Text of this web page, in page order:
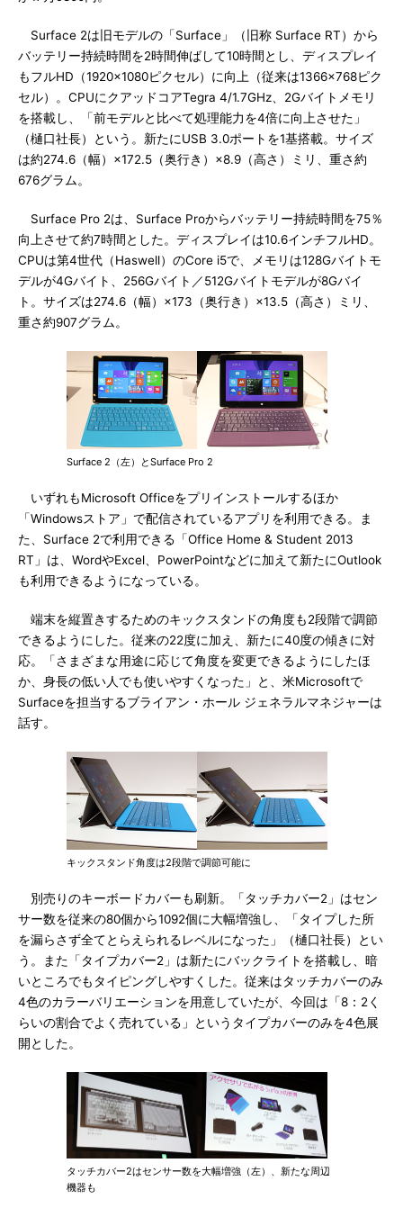
Surface 2は旧モデルの「Surface」（旧称 Surface RT）から
バッテリー持続時間を2時間伸ばして10時間とし、ディスプレイ
もフルHD（1920×1080ピクセル）に向上（従来は1366×768ピク
セル）。CPUにクアッドコアTegra 4/1.7GHz、2Gバイトメモリ
を搭載し、「前モデルと比べて処理能力を4倍に向上させた」
（樋口社長）という。新たにUSB 3.0ポートを1基搭載。サイズ
は約274.6（幅）×172.5（奥行き）×8.9（高さ）ミリ、重さ約
676グラム。
Surface Pro 2は、Surface Proからバッテリー持続時間を75％
向上させて約7時間とした。ディスプレイは10.6インチフルHD。
CPUは第4世代（Haswell）のCore i5で、メモリは128Gバイトモ
デルが4Gバイト、256Gバイト／512Gバイトモデルが8Gバイ
ト。サイズは274.6（幅）×173（奥行き）×13.5（高さ）ミリ、
重さ約907グラム。
Surface 2（左）とSurface Pro 2
いずれもMicrosoft Officeをプリインストールするほか
「Windowsストア」で配信されているアプリを利用できる。ま
た、Surface 2で利用できる「Office Home & Student 2013
RT」は、WordやExcel、PowerPointなどに加えて新たにOutlook
も利用できるようになっている。
端末を縦置きするためのキックスタンドの角度も2段階で調節
できるようにした。従来の22度に加え、新たに40度の傾きに対
応。「さまざまな用途に応じて角度を変更できるようにしたほ
か、身長の低い人でも使いやすくなった」と、米Microsoftで
Surfaceを担当するブライアン・ホール ジェネラルマネジャーは
話す。
キックスタンド角度は2段階で調節可能に
別売りのキーボードカバーも刷新。「タッチカバー2」はセン
サー数を従来の80個から1092個に大幅増強し、「タイプした所
を漏らさず全てとらえられるレベルになった」（樋口社長）とい
う。また「タイプカバー2」は新たにバックライトを搭載し、暗
いところでもタイピングしやすくした。従来はタッチカバーのみ
4色のカラーバリエーションを用意していたが、今回は「8：2く
らいの割合でよく売れている」というタイプカバーのみを4色展
開とした。
タッチカバー2はセンサー数を大幅増強（左）、新たな周辺
機器も